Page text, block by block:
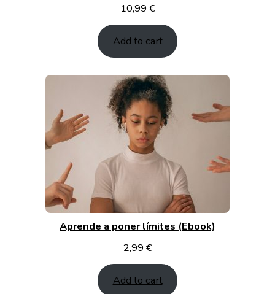
10,99 €
Add to cart
Aprende a poner límites (Ebook)
2,99 €
Add to cart